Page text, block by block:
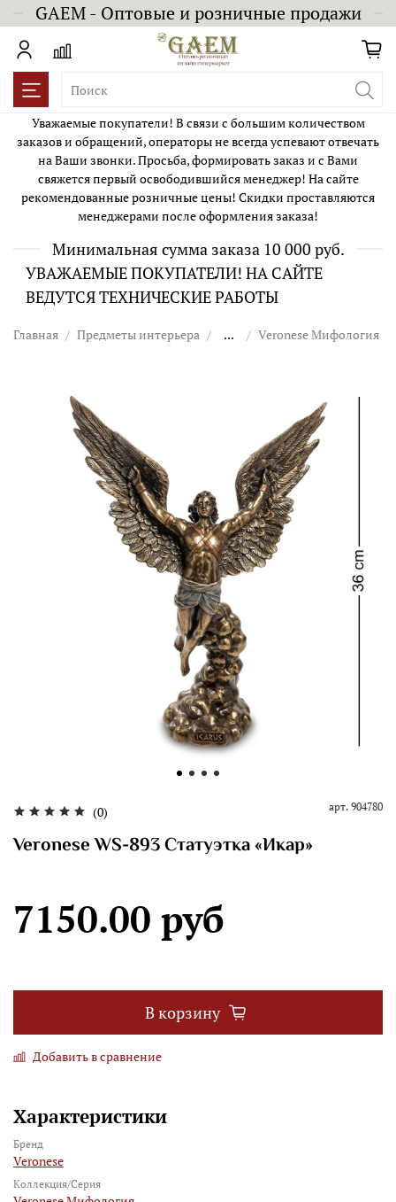
GAEM - Оптовые и розничные продажи
Уважаемые покупатели! В связи с большим количеством
заказов и обращений, операторы не всегда успевают отвечать
на Ваши звонки. Просьба, формировать заказ и с Вами
свяжется первый освободившийся менеджер! На сайте
рекомендованные розничные цены! Скидки проставляются
менеджерами после оформления заказа!
Минимальная сумма заказа 10 000 руб.
УВАЖАЕМЫЕ ПОКУПАТЕЛИ! НА САЙТЕ
ВЕДУТСЯ ТЕХНИЧЕСКИЕ РАБОТЫ
Главная Предметы интерьера ... Veronese Мифология
(0) арт. 904780
Veronese WS-893 Статуэтка «Икар»
7150.00 руб
В корзину
Добавить в сравнение
Характеристики
Бренд
Veronese
Коллекция/Серия